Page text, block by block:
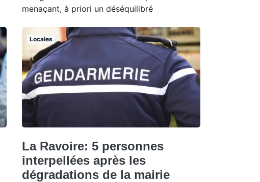
menaçant, à priori un déséquilibré
Locales
La Ravoire: 5 personnes
interpellées après les
dégradations de la mairie